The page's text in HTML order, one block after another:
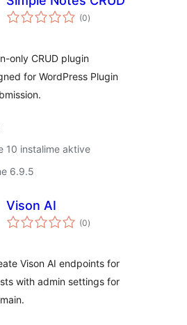
(0vlerësime
gjithsej
)
only CRUD plugin
for WordPress Plugin
10 instalime aktive
6.9.5
Vison AI
(0vlerësime
gjithsej
)
Vison AI endpoints for
with admin settings for